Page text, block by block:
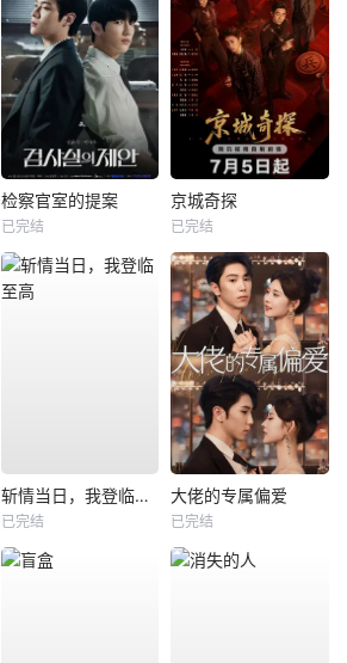
检察官室的提案
已完结
京城奇探
已完结
斩情当日，我登临至高
已完结
大佬的专属偏爱
已完结